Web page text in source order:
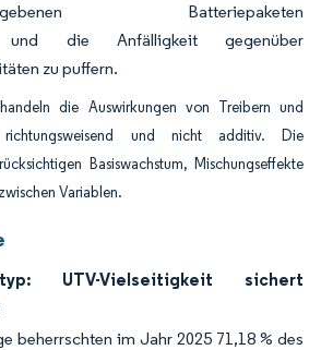
Batteriepaketen
und die Anfälligkeit gegenüber
zu puffern.
die Auswirkungen von Treibern und
richtungsweisend und nicht additiv. Die
Basiswachstum, Mischungseffekte
Variablen.
UTV-Vielseitigkeit sichert
beherrschten im Jahr 2025 71,18 % des